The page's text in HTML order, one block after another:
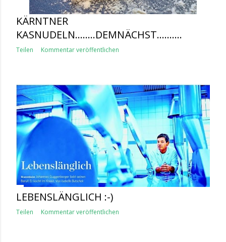
KÄRNTNER
KASNUDELN........DEMNÄCHST..........
Teilen Kommentar veröffentlichen
LEBENSLÄNGLICH :-)
Teilen Kommentar veröffentlichen